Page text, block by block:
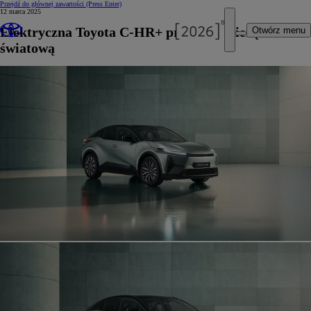
Przejdź do głównej zawartości (Press Enter)
Otwórz menu
12 marca 2025
Elektryczna Toyota C-HR+ przed premierą
światową